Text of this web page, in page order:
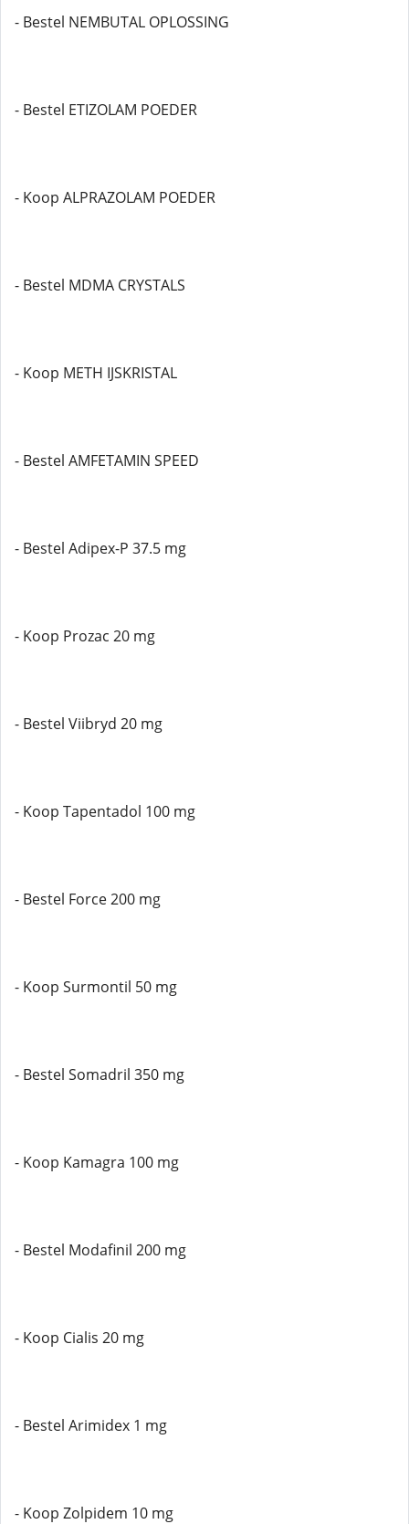
- Bestel NEMBUTAL OPLOSSING
- Bestel ETIZOLAM POEDER
- Koop ALPRAZOLAM POEDER
- Bestel MDMA CRYSTALS
- Koop METH IJSKRISTAL
- Bestel AMFETAMIN SPEED
- Bestel Adipex-P 37.5 mg
- Koop Prozac 20 mg
- Bestel Viibryd 20 mg
- Koop Tapentadol 100 mg
- Bestel Force 200 mg
- Koop Surmontil 50 mg
- Bestel Somadril 350 mg
- Koop Kamagra 100 mg
- Bestel Modafinil 200 mg
- Koop Cialis 20 mg
- Bestel Arimidex 1 mg
- Koop Zolpidem 10 mg